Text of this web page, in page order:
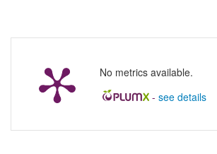
No metrics available.
- see details